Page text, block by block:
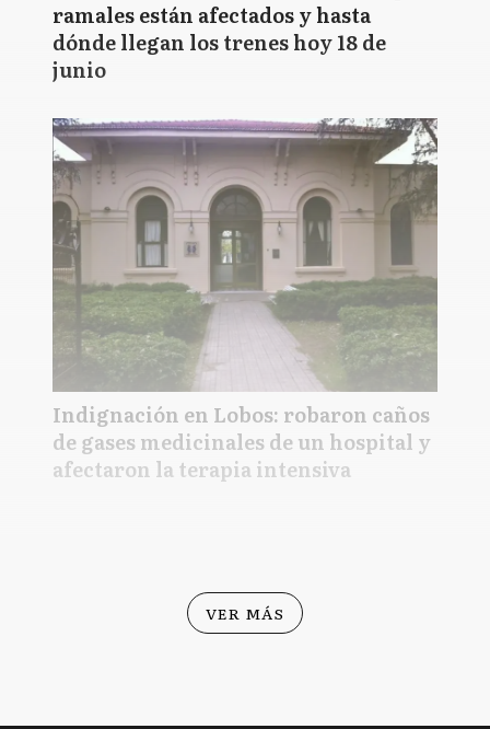
ramales están afectados y hasta
dónde llegan los trenes hoy 18 de
junio
Indignación en Lobos: robaron caños
de gases medicinales de un hospital y
afectaron la terapia intensiva
VER MÁS